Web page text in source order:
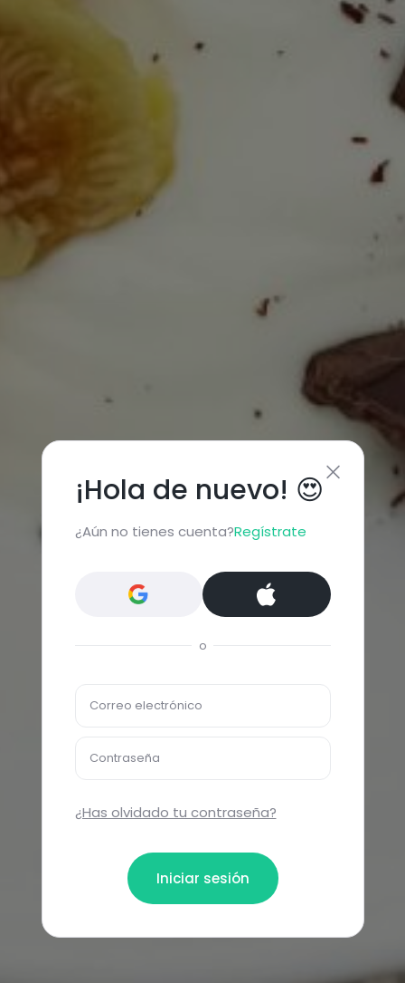
¡Hola de nuevo! 😍
¿Aún no tienes cuenta?Regístrate
o
Correo electrónico
Contraseña
¿Has olvidado tu contraseña?
Iniciar sesión